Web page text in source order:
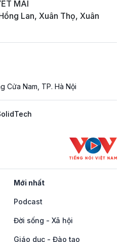
MAI
Lan, Xuân Thọ, Xuân
Cửa Nam, TP. Hà Nội
Mới nhất
Podcast
Đời sống - Xã hội
Giáo dục - Đào tạo